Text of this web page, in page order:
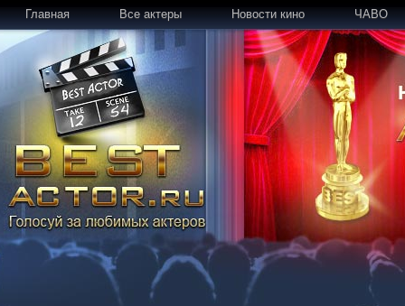
Главная Все актеры Новости кино ЧАВО